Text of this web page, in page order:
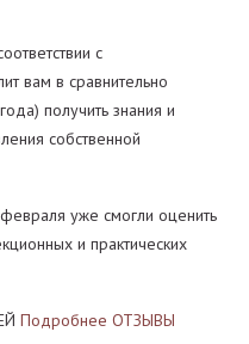
с
вам в сравнительно
получить знания и
собственной
уже смогли оценить
и практических
Подробнее ОТЗЫВЫ